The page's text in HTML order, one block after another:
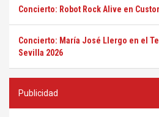
Concierto: Robot Rock Alive en
Concierto: María José Llergo en el
Sevilla 2026
Publicidad